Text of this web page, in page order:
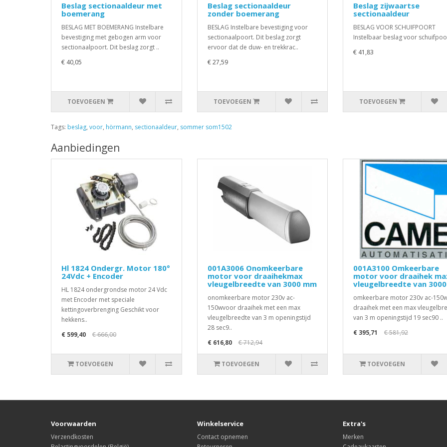
Beslag sectionaaldeur met
boemerang
BESLAG MET BOEMERANG Instelbare
bevestiging met gebogen arm voor
sectionaalpoort. Dit beslag zorgt ..
€ 40,05
TOEVOEGEN
Beslag sectionaaldeur
zonder boemerang
BESLAG Instelbare bevestiging voor
sectionaalpoort. Dit beslag zorgt
ervoor dat de duw- en trekkrac..
€ 27,59
TOEVOEGEN
Beslag zijwaartse
sectionaaldeur
BESLAG VOOR SCHUIFPOORT
Instelbaar beslag voor
€ 41,83
TOEVOEGEN
Tags: beslag, voor, hörmann, sectionaaldeur, sommer som1502
Aanbiedingen
Hl 1824 Ondergr. Motor 180°
24Vdc + Encoder
HL 1824 ondergrondse motor 24 Vdc
met Encoder met speciale
kettingoverbrenging Geschikt voor
hekkens..
€ 599,40
€ 666,00
TOEVOEGEN
001A3006 Onomkeerbare
motor voor draaihekmax
vleugelbreedte van 3000 mm
onomkeerbare motor 230v ac-
150wvoor draaihek met een max
vleugelbreedte van 3 m openingstijd
28 sec9..
€ 616,80
€ 712,94
TOEVOEGEN
001A3100 Omkeerbare
motor voor draaihek
vleugelbreedte van
omkeerbare motor 230v ac-
draaihek met een max
van 3 m openingstijd 19 sec90 ..
€ 395,71
€ 581,92
TOEVOEGEN
Voorwaarden
Verzendkosten
Winkelservice
Contact opnemen
Extra's
Merken